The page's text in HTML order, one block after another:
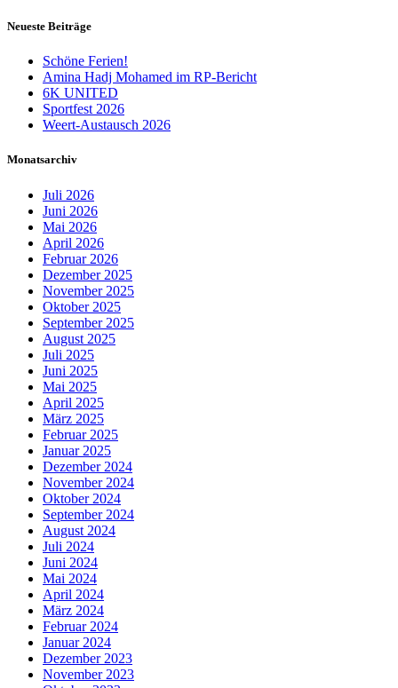
Neueste Beiträge
Schöne Ferien!
Amina Hadj Mohamed im RP-Bericht
6K UNITED
Sportfest 2026
Weert-Austausch 2026
Monatsarchiv
Juli 2026
Juni 2026
Mai 2026
April 2026
Februar 2026
Dezember 2025
November 2025
Oktober 2025
September 2025
August 2025
Juli 2025
Juni 2025
Mai 2025
April 2025
März 2025
Februar 2025
Januar 2025
Dezember 2024
November 2024
Oktober 2024
September 2024
August 2024
Juli 2024
Juni 2024
Mai 2024
April 2024
März 2024
Februar 2024
Januar 2024
Dezember 2023
November 2023